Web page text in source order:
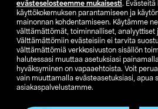
evästeselosteemme mukaisesti. Evästeitä
käyttökokemuksen parantamiseen ja
mainonnan kohdentamiseen. Käytämme
välttämättömät, toiminnalliset, analyyttiset
Välttämättömiin evästeisiin ei tarvita
välttämättömiä verkkosivuston sisällön
halutessasi muuttaa asetuksiasi
hyväksyminen on vapaaehtoista. Voit
vain muuttamalla evästeasetuksiasi, apua
asiakaspalvelustamme.
Etsi
SE NO FI
FI SV